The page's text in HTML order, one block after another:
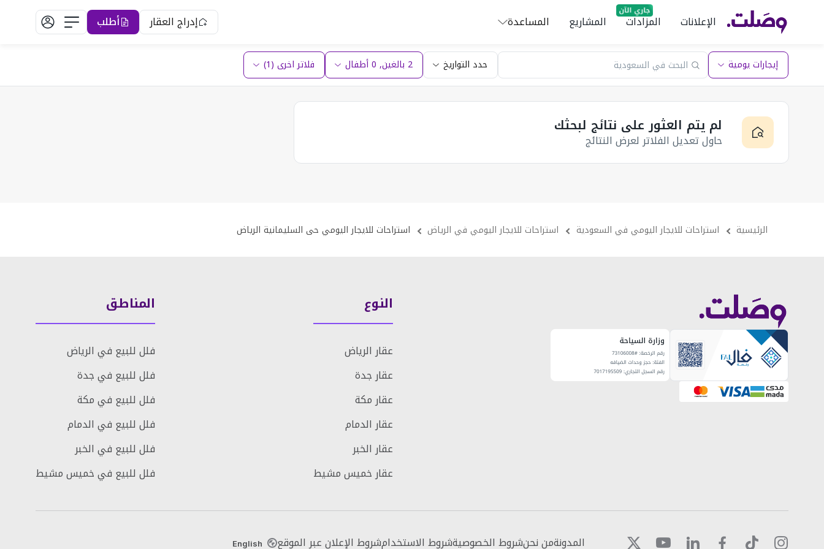
الإعلانات المزادات المشاريع المساعدة إدراج العقار أطلب
إيجارات يومية حدد التواريخ 2 بالغين ,
0أطفال فلاتر اخرى (1)
لم يتم العثور على نتائج لبحثك
حاول تعديل الفلاتر لعرض النتائج
الرئيسية استراحات للايجار اليومي في السعودية استراحات للايجار اليومي في الرياض استراحات للايجار اليومي حى السليمانية الرياض
النوع
عقار الرياض
عقار جدة
عقار مكة
عقار الدمام
عقار الخبر
عقار خميس مشيط
المناطق
فلل للبيع في الرياض
فلل للبيع في جدة
فلل للبيع في مكة
فلل للبيع في الدمام
فلل للبيع في الخبر
فلل للبيع في خميس مشيط
المدونةمن نحنشروط الخصوصيةشروط الاستخدامشروط الإعلان عبر الموقع English